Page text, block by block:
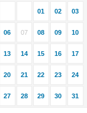
01 02 03
06 07 08 09 10
13 14 15 16 17
20 21 22 23 24
27 28 29 30 31